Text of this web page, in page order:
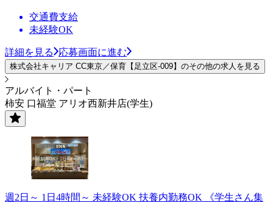
交通費支給
未経験OK
詳細を見る 応募画面に進む
株式会社キャリア CC東京／保育【足立区-009】のその他の求人を見る
アルバイト・パート
柿安 口福堂 アリオ西新井店(学生)
週2日～ 1日4時間～ 未経験OK 扶養内勤務OK 《学生さん集